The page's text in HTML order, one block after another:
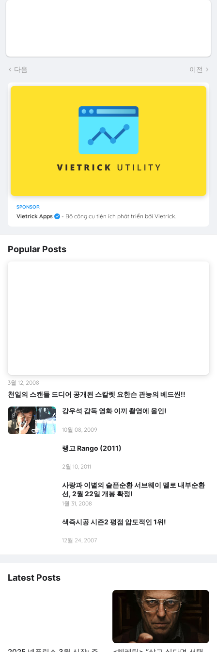
다음 이전
SPONSOR
Vietrick Apps - Bộ công cụ tiện ích phát triển bởi Vietrick.
Popular Posts
천일의 스캔들 드디어 공개된 스칼렛 요한슨 관능의 베드씬!!
3월 12, 2008
강우석 감독 영화 이끼 촬영에 올인!
10월 08, 2009
랭고 Rango (2011)
2월 10, 2011
사랑과 이별의 슬픈순환 서브웨이 멜로 내부순환
선, 2월 22일 개봉 확정!
1월 31, 2008
색즉시공 시즌2 평점 압도적인 1위!
12월 24, 2007
Latest Posts